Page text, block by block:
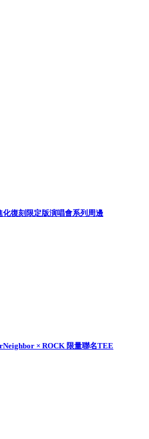
化復刻限定版演唱會系列周邊
× ROCK 限量聯名TEE